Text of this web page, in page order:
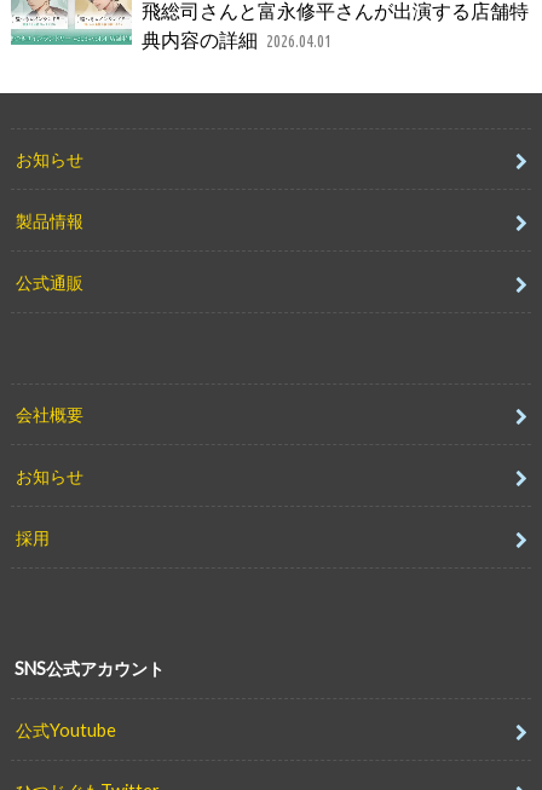
飛総司さんと富永修平さんが出演する店舗特
典内容の詳細 2026.04.01
お知らせ
製品情報
公式通販
会社概要
お知らせ
採用
SNS公式アカウント
公式Youtube